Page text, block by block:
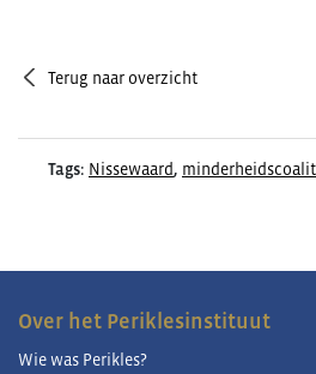
Terug naar overzicht
Tags: Nissewaard,
Over het Periklesinstituut
Wie was Perikles?